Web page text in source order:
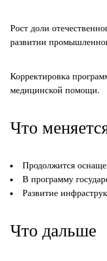
Рост доли
развитии
Корректировка
медицинской помощи.
Что
Продолжится
В программу
Развитие
Что дальше